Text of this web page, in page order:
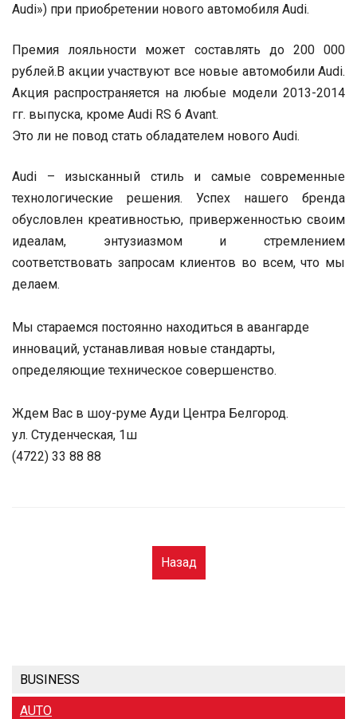
Audi») при приобретении нового автомобиля Audi.
Премия лояльности может составлять до 200 000
рублей.В акции участвуют все новые автомобили Audi.
Акция распространяется на любые модели 2013-2014
гг. выпуска, кроме Audi RS 6 Avant.
Это ли не повод стать обладателем нового Audi.
Audi – изысканный стиль и самые современные
технологические решения. Успех нашего бренда
обусловлен креативностью, приверженностью своим
идеалам, энтузиазмом и стремлением
соответствовать запросам клиентов во всем, что мы
делаем.
Мы стараемся постоянно находиться в авангарде
инноваций, устанавливая новые стандарты,
определяющие техническое совершенство.
Ждем Вас в шоу-руме Ауди Центра Белгород.
ул. Студенческая, 1ш
(4722) 33 88 88
Назад
BUSINESS
AUTO